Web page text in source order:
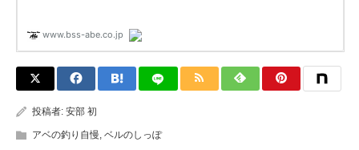
投稿者: 安部 初
アベの釣り自慢 ベルのしっぽ